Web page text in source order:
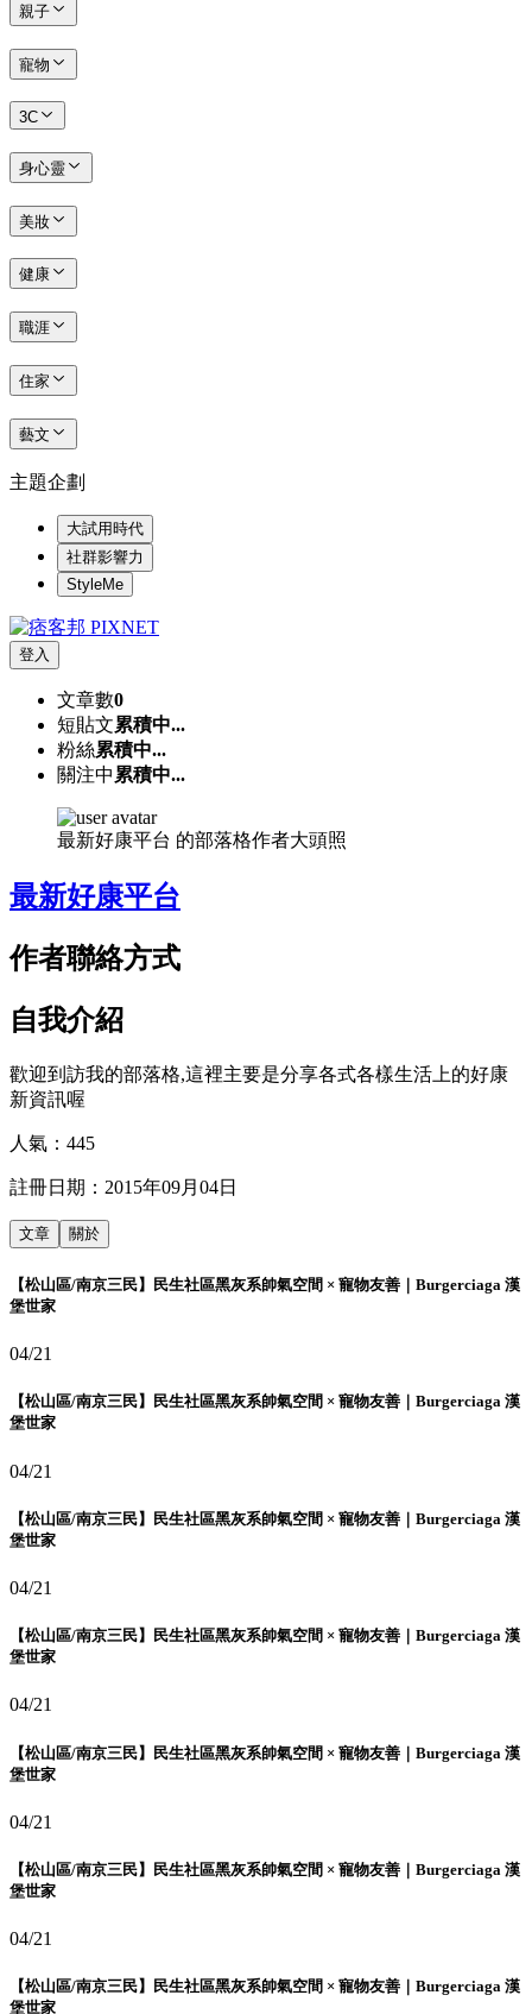
親子
寵物
3C
身心靈
美妝
健康
職涯
住家
藝文
主題企劃
大試用時代
社群影響力
StyleMe
登入
文章數0
短貼文累積中...
粉絲累積中...
關注中 累積中...
最新好康平台 的部落格作者大頭照
最新好康平台
作者聯絡方式
自我介紹
歡迎到訪我的部落格,這裡主要是分享各式各樣生活上的好康
新資訊喔
人氣： 445
註冊日期： 2015年09月04日
文章 關於
【松山區/南京三民】民生社區黑灰系帥氣空間 × 寵物友善｜Burgerciaga 漢
堡世家
04/21
【松山區/南京三民】民生社區黑灰系帥氣空間 × 寵物友善｜Burgerciaga 漢
堡世家
04/21
【松山區/南京三民】民生社區黑灰系帥氣空間 × 寵物友善｜Burgerciaga 漢
堡世家
04/21
【松山區/南京三民】民生社區黑灰系帥氣空間 × 寵物友善｜Burgerciaga 漢
堡世家
04/21
【松山區/南京三民】民生社區黑灰系帥氣空間 × 寵物友善｜Burgerciaga 漢
堡世家
04/21
【松山區/南京三民】民生社區黑灰系帥氣空間 × 寵物友善｜Burgerciaga 漢
堡世家
04/21
【松山區/南京三民】民生社區黑灰系帥氣空間 × 寵物友善｜Burgerciaga 漢
堡世家